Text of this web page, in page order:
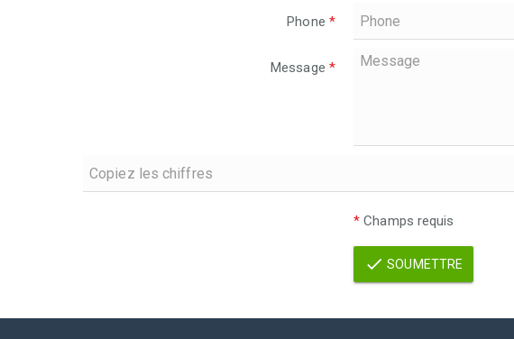
Phone *
Message *
* Champs requis
SOUMETTRE